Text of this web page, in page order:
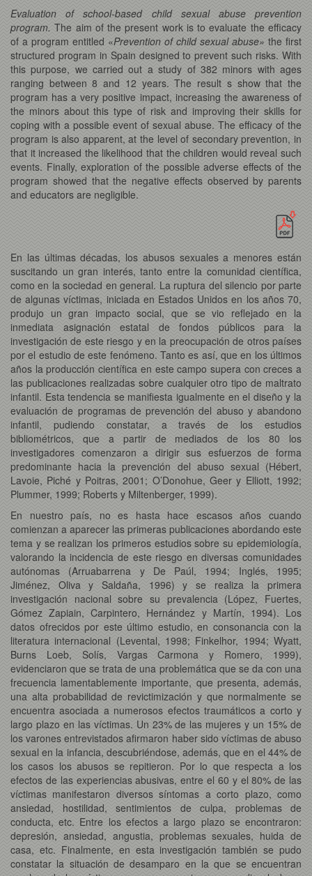
Evaluation of school-based child sexual abuse prevention
program.The aim of the present work is to evaluate the efficacy
of a program entitled «Prevention of child sexual abuse» the first
structured program in Spain designed to prevent such risks. With
this purpose, we carried out a study of 382 minors with ages
ranging between 8 and 12 years. The result s show that the
program has a very positive impact, increasing the awareness of
the minors about this type of risk and improving their skills for
coping with a possible event of sexual abuse. The efficacy of the
program is also apparent, at the level of secondary prevention, in
that it increased the likelihood that the children would reveal such
events. Finally, exploration of the possible adverse effects of the
program showed that the negative effects observed by parents
and educators are negligible.
En las últimas décadas, los abusos sexuales a menores están
suscitando un gran interés, tanto entre la comunidad científica,
como en la sociedad en general. La ruptura del silencio por parte
de algunas víctimas, iniciada en Estados Unidos en los años 70,
produjo un gran impacto social, que se vio reflejado en la
inmediata asignación estatal de fondos públicos para la
investigación de este riesgo y en la preocupación de otros países
por el estudio de este fenómeno. Tanto es así, que en los últimos
años la producción científica en este campo supera con creces a
las publicaciones realizadas sobre cualquier otro tipo de maltrato
infantil. Esta tendencia se manifiesta igualmente en el diseño y la
evaluación de programas de prevención del abuso y abandono
infantil, pudiendo constatar, a través de los estudios
bibliométricos, que a partir de mediados de los 80 los
investigadores comenzaron a dirigir sus esfuerzos de forma
predominante hacia la prevención del abuso sexual (Hébert,
Lavoie, Piché y Poitras, 2001; O’Donohue, Geer y Elliott, 1992;
Plummer, 1999; Roberts y Miltenberger, 1999).
En nuestro país, no es hasta hace escasos años cuando
comienzan a aparecer las primeras publicaciones abordando este
tema y se realizan los primeros estudios sobre su epidemiología,
valorando la incidencia de este riesgo en diversas comunidades
autónomas (Arruabarrena y De Paúl, 1994; Inglés, 1995;
Jiménez, Oliva y Saldaña, 1996) y se realiza la primera
investigación nacional sobre su prevalencia (López, Fuertes,
Gómez Zapiain, Carpintero, Hernández y Martín, 1994). Los
datos ofrecidos por este último estudio, en consonancia con la
literatura internacional (Levental, 1998; Finkelhor, 1994; Wyatt,
Burns Loeb, Solís, Vargas Carmona y Romero, 1999),
evidenciaron que se trata de una problemática que se da con una
frecuencia lamentablemente importante, que presenta, además,
una alta probabilidad de revictimización y que normalmente se
encuentra asociada a numerosos efectos traumáticos a corto y
largo plazo en las víctimas. Un 23% de las mujeres y un 15% de
los varones entrevistados afirmaron haber sido víctimas de abuso
sexual en la infancia, descubriéndose, además, que en el 44% de
los casos los abusos se repitieron. Por lo que respecta a los
efectos de las experiencias abusivas, entre el 60 y el 80% de las
víctimas manifestaron diversos síntomas a corto plazo, como
ansiedad, hostilidad, sentimientos de culpa, problemas de
conducta, etc. Entre los efectos a largo plazo se encontraron:
depresión, ansiedad, angustia, problemas sexuales, huida de
casa, etc. Finalmente, en esta investigación también se pudo
constatar la situación de desamparo en la que se encuentran